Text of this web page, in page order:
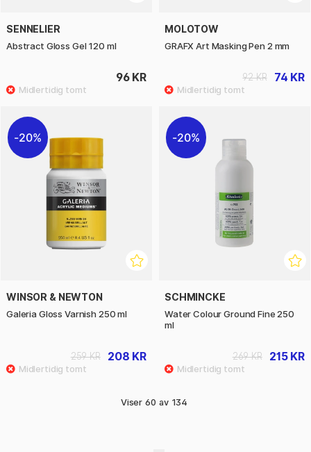
SENNELIER
Abstract Gloss Gel 120 ml
96 KR
MOLOTOW
GRAFX Art Masking Pen 2 mm
74 KR
92 KR
20%
WINSOR & NEWTON
Galeria Gloss Varnish 250 ml
208 KR
259 KR
20%
SCHMINCKE
Water Colour Ground Fine 250
ml
215 KR
269 KR
Viser 60 av 134